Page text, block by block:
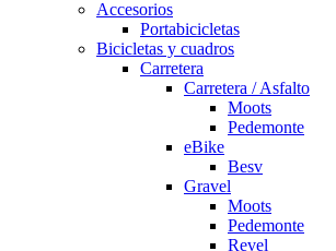
Accesorios
Portabicicletas
Bicicletas y cuadros
Carretera
Carretera / Asfalto
Moots
Pedemonte
eBike
Besv
Gravel
Moots
Pedemonte
Revel